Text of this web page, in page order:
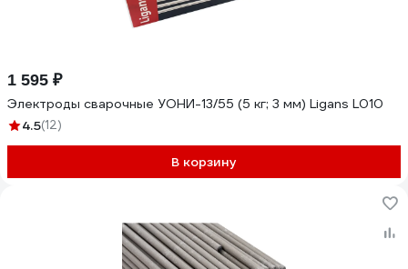
1 595 ₽
Электроды сварочные УОНИ-13/55 (5 кг; 3 мм) Ligans L010
4.5(12)
В корзину